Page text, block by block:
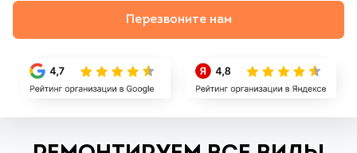
Перезвоните нам